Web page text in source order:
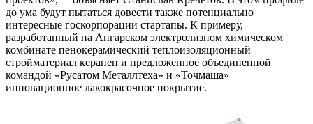
до ума будут пытаться довести также потенциально
интересные госкорпорации стартапы. К примеру,
разработанный на Ангарском электролизном химическом
комбинате пенокерамический теплоизоляционный
стройматериал керапен и предложенное объединенной
командой «Русатом Металлтеха» и «Точмаша»
инновационное лакокрасочное покрытие.